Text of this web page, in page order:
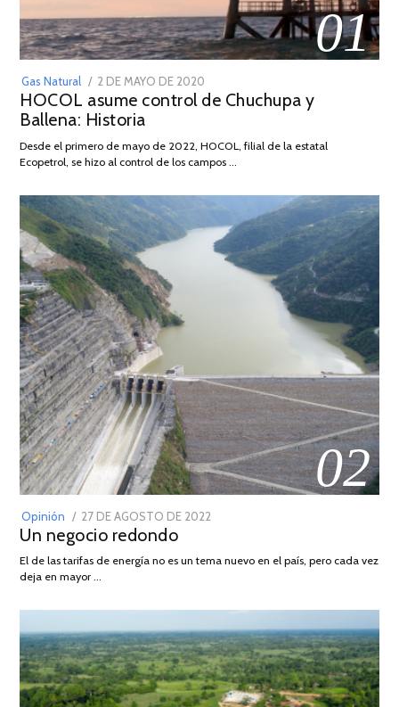
01
Gas Natural
POSTED
ON
2 DE MAYO DE 2020
DE
2026
HOCOL asume control de Chuchupa y
Ballena: Historia
Desde el primero de mayo de 2022, HOCOL, filial de la estatal
Ecopetrol, se hizo al control de los campos …
02
Opinión
POSTED
ON
27 DE AGOSTO DE 2022
Un negocio redondo
El de las tarifas de energía no es un tema nuevo en el país, pero cada vez
deja en mayor …